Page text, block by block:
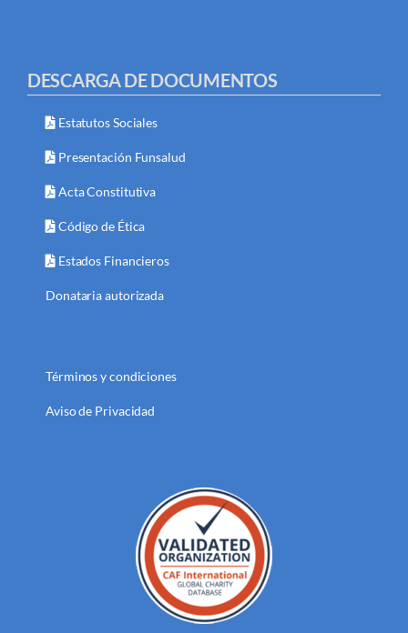
DESCARGA DE DOCUMENTOS
Estatutos Sociales
Presentación Funsalud
Acta Constitutiva
Código de Ética
Estados Financieros
Donataria autorizada
Términos y condiciones
Aviso de Privacidad